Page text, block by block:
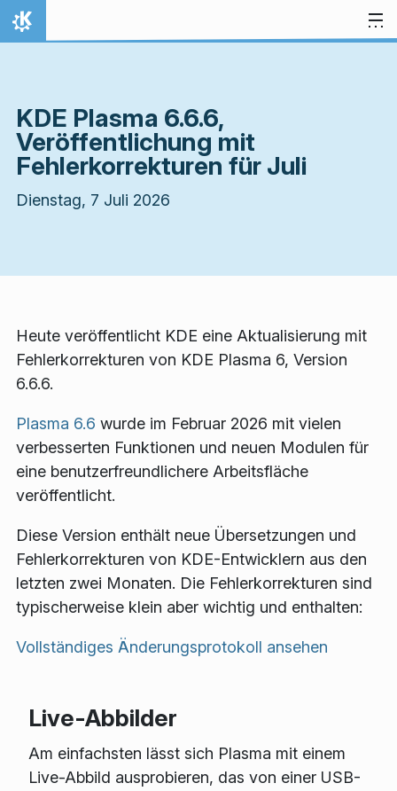
Zum Inhalt springen
Startseite
KDE Plasma 6.6.6,
Veröffentlichung mit
Fehlerkorrekturen für Juli
Dienstag, 7 Juli 2026
Heute veröffentlicht KDE eine Aktualisierung mit
Fehlerkorrekturen von KDE Plasma 6, Version
6.6.6.
Plasma 6.6 wurde im Februar 2026 mit vielen
verbesserten Funktionen und neuen Modulen für
eine benutzerfreundlichere Arbeitsfläche
veröffentlicht.
Diese Version enthält neue Übersetzungen und
Fehlerkorrekturen von KDE-Entwicklern aus den
letzten zwei Monaten. Die Fehlerkorrekturen sind
typischerweise klein aber wichtig und enthalten:
Vollständiges Änderungsprotokoll ansehen
Live-Abbilder
Am einfachsten lässt sich Plasma mit einem
Live-Abbild ausprobieren, das von einer USB-